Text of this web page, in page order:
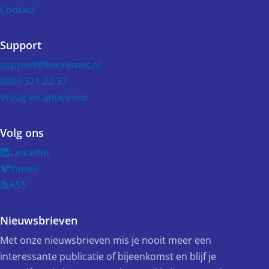
Contact
Support
support@kennisnet.nl
0800 321 22 33
Vraag en antwoord
Volg ons
LinkedIn
Vimeo
RSS
Nieuwsbrieven
Met onze nieuwsbrieven mis je nooit meer een
interessante publicatie of bijeenkomst en blijf je